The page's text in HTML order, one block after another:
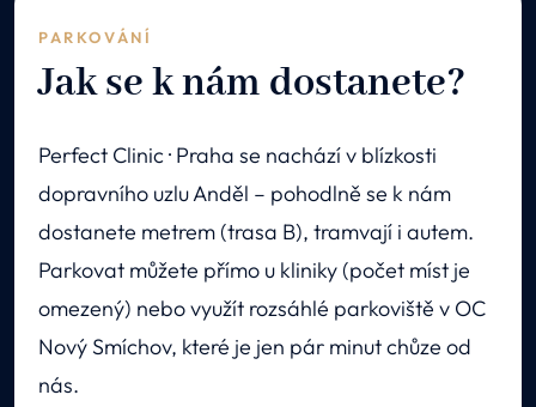
PARKOVÁNÍ
Jak se k nám dostanete?
Perfect Clinic · Praha se nachází v blízkosti
dopravního uzlu Anděl – pohodlně se k nám
dostanete metrem (trasa B), tramvají i autem.
Parkovat můžete přímo u kliniky (počet míst je
omezený) nebo využít rozsáhlé parkoviště v OC
Nový Smíchov, které je jen pár minut chůze od
nás.